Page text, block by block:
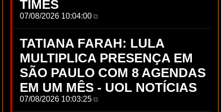
TIMES
07/08/2026 10:04:00⧉
TATIANA FARAH: LULA
MULTIPLICA PRESENÇA EM
SÃO PAULO COM 8 AGENDAS
EM UM MÊS - UOL NOTÍCIAS
07/08/2026 10:03:25⧉